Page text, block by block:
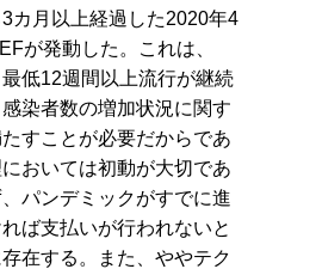
カ月以上経過した2020年4
が発動した。これは、
低12週間以上流行が継続
染者数の増加状況に関す
すことが必要だからであ
おいては初動が大切であ
パンデミックがすでに進
ば支払いが行われないと
在する。また、ややテク